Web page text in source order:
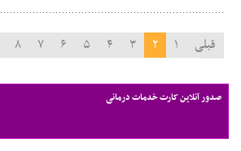
قبلی ۱ ۲ ۳ ۴ ۵ ۶ ۷ ۸
صدور آنلاین کارت خدمات درمانی